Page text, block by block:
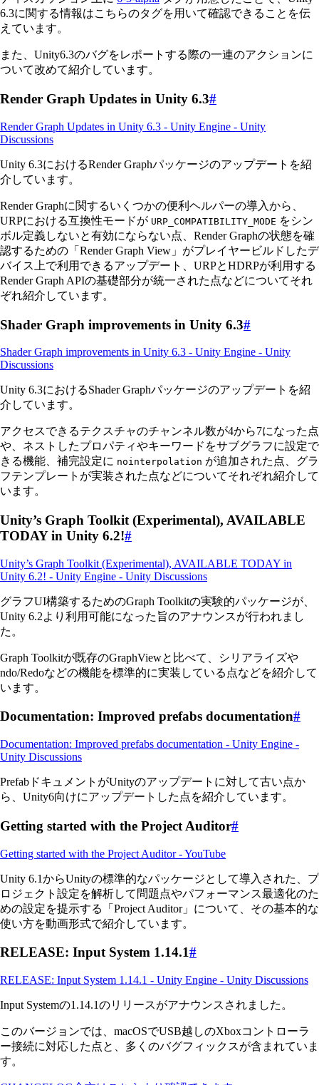
6.3に関する情報はこちらのタグを用いて確認できることを伝
えています。
また、Unity6.3のバグをレポートする際の一連のアクションに
ついて改めて紹介しています。
Render Graph Updates in Unity 6.3#
Render Graph Updates in Unity 6.3 - Unity Engine - Unity
Discussions
Unity 6.3におけるRender Graphパッケージのアップデートを紹
介しています。
Render Graphに関するいくつかの便利ヘルパーの導入から、
URPにおける互換性モードが URP_COMPATIBILITY_MODE をシン
ボル定義しないと有効にならない点、Render Graphの状態を確
認するための「Render Graph View」がプレイヤービルドしたデ
バイス上で利用できるアップデート、URPとHDRPが利用する
Render Graph APIの基礎部分が統一された点などについてそれ
ぞれ紹介しています。
Shader Graph improvements in Unity 6.3#
Shader Graph improvements in Unity 6.3 - Unity Engine - Unity
Discussions
Unity 6.3におけるShader Graphパッケージのアップデートを紹
介しています。
アクセスできるテクスチャのチャンネル数が4から7になった点
や、ネストしたプロパティやキーワードをサブグラフに設定で
きる機能、補完設定に nointerpolation が追加された点、グラ
フテンプレートが実装された点などについてそれぞれ紹介して
います。
Unity’s Graph Toolkit (Experimental), AVAILABLE
TODAY in Unity 6.2!#
Unity’s Graph Toolkit (Experimental), AVAILABLE TODAY in
Unity 6.2! - Unity Engine - Unity Discussions
グラフUI構築するためのGraph Toolkitの実験的パッケージが、
Unity 6.2より利用可能になった旨のアナウンスが行われまし
た。
Graph Toolkitが既存のGraphViewと比べて、シリアライズや
ndo/Redoなどの機能を標準的に実装している点などを紹介して
います。
Documentation: Improved prefabs documentation#
Documentation: Improved prefabs documentation - Unity Engine -
Unity Discussions
PrefabドキュメントがUnityのアップデートに対して古い点か
ら、Unity6向けにアップデートした点を紹介しています。
Getting started with the Project Auditor#
Getting started with the Project Auditor - YouTube
Unity 6.1からUnityの標準的なパッケージとして導入された、プ
ロジェクト設定を解析して問題点やパフォーマンス最適化のた
めの設定を提示する「Project Auditor」について、その基本的な
使い方を動画形式で紹介しています。
RELEASE: Input System 1.14.1#
RELEASE: Input System 1.14.1 - Unity Engine - Unity Discussions
Input Systemの1.14.1のリリースがアナウンスされました。
このバージョンでは、macOSでUSB越しのXboxコントローラ
ー接続に対応した点と、多くのバグフィックスが含まれていま
す。